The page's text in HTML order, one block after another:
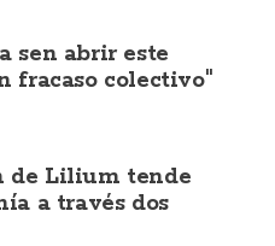
sen abrir este
fracaso colectivo"
de Lilium tende
a través dos